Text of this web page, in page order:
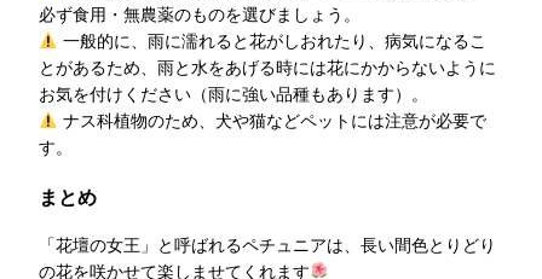
必ず食用・無農薬のものを選びましょう。
一般的に、雨に濡れると花がしおれたり、病気になるこ
とがあるため、雨と水をあげる時には花にかからないように
お気を付けください（雨に強い品種もあります）。
ナス科植物のため、犬や猫などペットには注意が必要で
す。
まとめ
「花壇の女王」と呼ばれるペチュニアは、長い間色とりどり
の花を咲かせて楽しませてくれます